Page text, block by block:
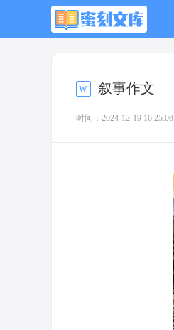
叙事作文
时间：2024-12-19 16:25:08